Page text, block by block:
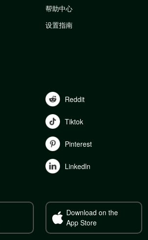
帮助中心
设置指南
Reddit
Tiktok
Pinterest
Linkedln
Download on the
App Store